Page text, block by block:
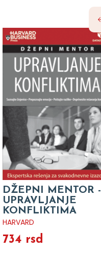
DŽEPNI MENTOR -
UPRAVLJANJE
KONFLIKTIMA
HARVARD
734 rsd